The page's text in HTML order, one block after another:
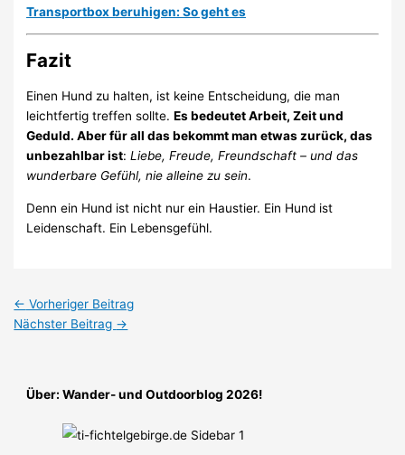
Transportbox beruhigen: So geht es
Fazit
Einen Hund zu halten, ist keine Entscheidung, die man
leichtfertig treffen sollte.Es bedeutet Arbeit, Zeit und
Geduld. Aber für all das bekommt man etwas zurück, das
unbezahlbar ist:Liebe, Freude, Freundschaft – und das
wunderbare Gefühl, nie alleine zu sein.
Denn ein Hund ist nicht nur ein Haustier. Ein Hund ist
Leidenschaft. Ein Lebensgefühl.
← Vorheriger Beitrag
Nächster Beitrag →
Über: Wander- und Outdoorblog 2026!